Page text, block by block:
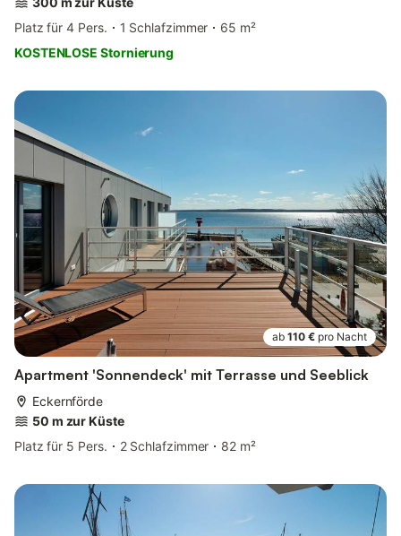
Platz für 4 Pers.
1 Schlafzimmer
65 m²
KOSTENLOSE Stornierung
ab 110 € pro Nacht
Apartment 'Sonnendeck' mit Terrasse und Seeblick
Eckernförde
50 m zur Küste
Platz für 5 Pers.
2 Schlafzimmer 82 m²